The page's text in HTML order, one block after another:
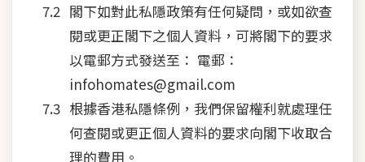
閣下如對此私隱政策有任何疑問，或如欲查
閱或更正閣下之個人資料，可將閣下的要求
以電郵方式發送至： 電郵：
infohomates@gmail.com
根據香港私隱條例，我們保留權利就處理任
何查閱或更正個人資料的要求向閣下收取合
理的費用。